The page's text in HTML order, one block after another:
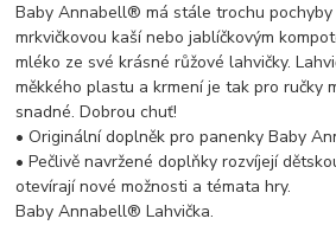
Baby Annabell® má stále trochu pochyby
mrkvičkovou kaší nebo jablíčkovým
mléko ze své krásné růžové lahvičky.
měkkého plastu a krmení je tak pro ručky
snadné. Dobrou chuť!
• Originální doplněk pro panenky Baby
• Pečlivě navržené doplňky rozvíjejí
otevírají nové možnosti a témata hry.
Baby Annabell® Lahvička.